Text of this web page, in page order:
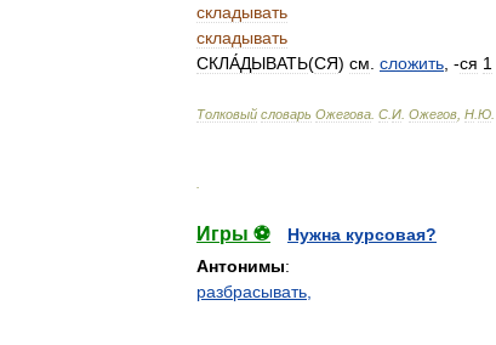
складывать
складывать
СКЛА́ДЫВАТЬ(СЯ) см сложить , -ся 1
Толковый словарь Ожегова С И Ожегов Н Ю
Игры ⚽
Нужна курсовая?
Антонимы:
разбрасывать,